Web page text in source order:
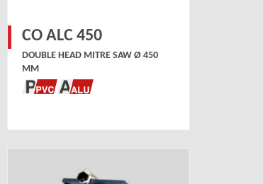
CO ALC 450
DOUBLE HEAD MITRE SAW Ø 450
MM